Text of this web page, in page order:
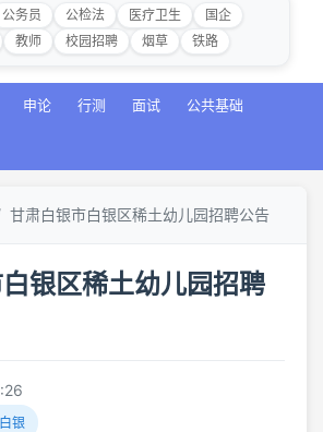
公务员 公检法 医疗卫生
国企
教师 校园招聘 烟草 铁路
申论 行测 面试 公共基础
甘肃白银市白银区稀土幼儿园招聘公告
银区稀土幼儿园招聘
白银